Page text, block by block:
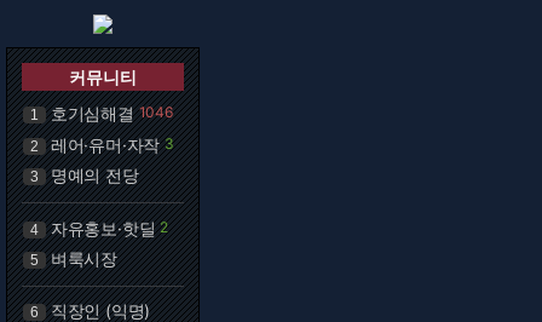
커뮤니티
1 호기심해결 1046
2 레어·유머·자작 3
3 명예의 전당
4 자유홍보·핫딜 2
5 벼룩시장
6 직장인 (익명)